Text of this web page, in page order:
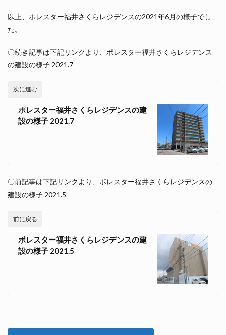
以上、ポレスター福井さくらレジデンスの2021年6月の様子でし
た。
〇続き記事は下記リンクより、ポレスター福井さくらレジデンス
の建設の様子 2021.7
次に進む
ポレスター福井さくらレジデンスの建
設の様子 2021.7
〇前記事は下記リンクより、ポレスター福井さくらレジデンスの
建設の様子 2021.5
前に戻る
ポレスター福井さくらレジデンスの建
設の様子 2021.5